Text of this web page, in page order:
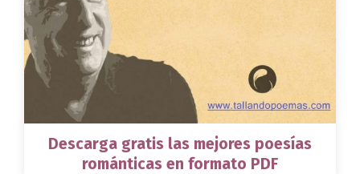
Descarga gratis las mejores poesías
románticas en formato PDF